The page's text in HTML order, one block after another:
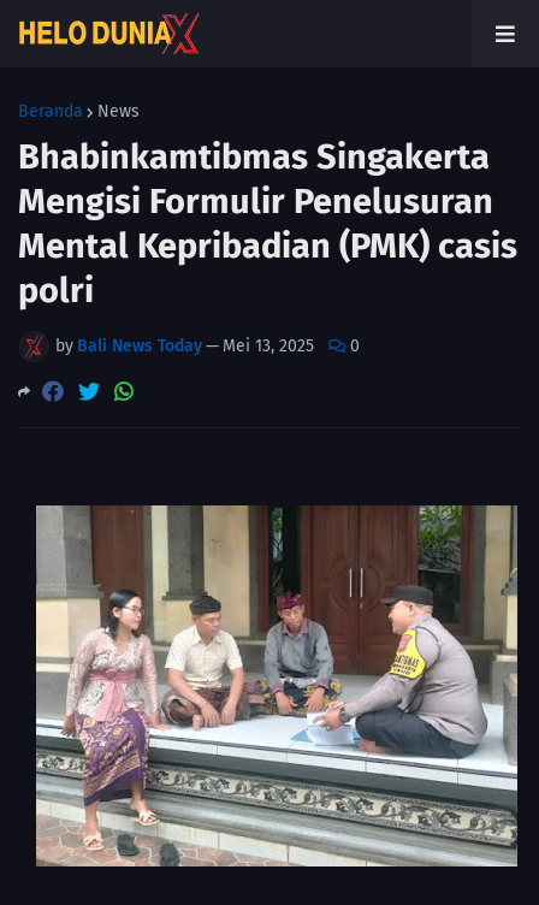
Beranda News
Bhabinkamtibmas Singakerta
Mengisi Formulir Penelusuran
Mental Kepribadian (PMK) casis
polri
by Bali News Today— Mei 13, 2025 0